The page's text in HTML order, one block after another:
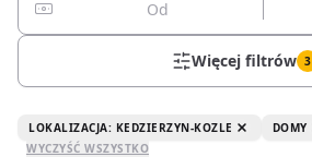
Więcej filtrów 3
LOKALIZACJA: KEDZIERZYN-KOZLE DOMY
WYCZYŚĆ WSZYSTKO